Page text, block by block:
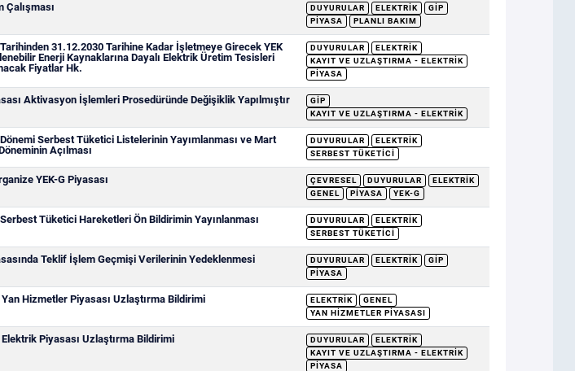
Çalışması DUYURULAR ELEKTRIK
GİP
PIYASA
PLANLI BAKIM
31.12.2030 Tarihine Kadar İşletmeye Girecek YEK
Enerji Kaynaklarına Dayalı Elektrik Üretim Tesisleri
Fiyatlar Hk.
DUYURULAR
ELEKTRIK
KAYIT VE UZLAŞTIRMA - ELEKTRIK
PIYASA
Aktivasyon İşlemleri Prosedüründe Değişiklik Yapılmıştır
GİP
KAYIT VE UZLAŞTIRMA - ELEKTRIK
Serbest Tüketici Listelerinin Yayımlanması ve Mart
Açılması
DUYURULAR
ELEKTRIK
SERBEST TÜKETICI
YEK-G Piyasası ÇEVRESEL DUYURULAR
ELEKTRIK
GENEL
PIYASA YEK-G
Tüketici Hareketleri Ön Bildirimin Yayınlanması DUYURULAR
ELEKTRIK
SERBEST TÜKETICI
Teklif İşlem Geçmişi Verilerinin Yedeklenmesi DUYURULAR ELEKTRIK
GİP
PIYASA
Hizmetler Piyasası Uzlaştırma Bildirimi ELEKTRIK
GENEL
YAN HIZMETLER PIYASASI
Piyasası Uzlaştırma Bildirimi DUYURULAR
ELEKTRIK
KAYIT VE UZLAŞTIRMA - ELEKTRIK
PIYASA